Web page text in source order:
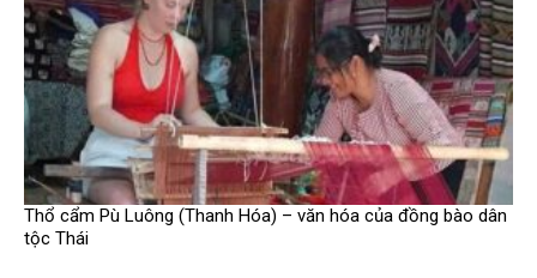
Thổ cẩm Pù Luông (Thanh Hóa) – văn hóa của đồng bào dân
tộc Thái